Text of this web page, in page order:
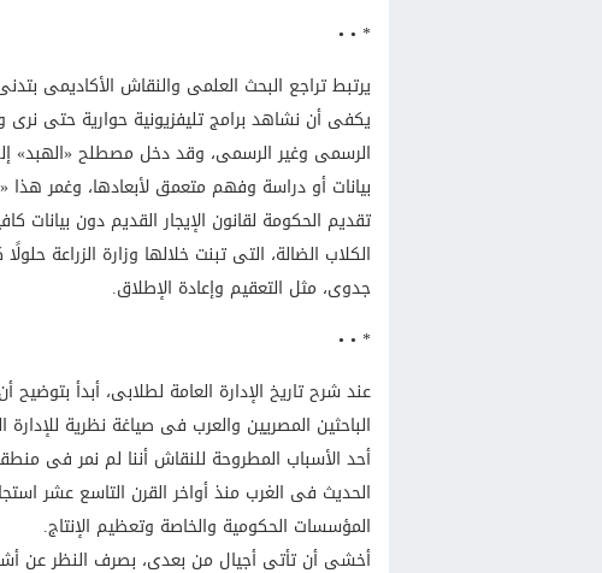
* • •
يرتبط تراجع البحث العلمى والنقاش الأكاديمى
يكفى أن نشاهد برامج تليفزيونية حوارية حتى
الرسمى وغير الرسمى، وقد دخل مصطلح «الهبد»
بيانات أو دراسة وفهم متعمق لأبعادها، وغمر هذا
تقديم الحكومة لقانون الإيجار القديم دون
جدوى، مثل التعقيم وإعادة الإطلاق.
* • •
عند شرح تاريخ الإدارة العامة لطلابى، أبدأ
الباحثين المصريين والعرب فى صياغة نظرية
أحد الأسباب المطروحة للنقاش أننا لم نمر فى
الحديث فى الغرب منذ أواخر القرن التاسع عشر
المؤسسات الحكومية والخاصة وتعظيم الإنتاج.
أخشى أن تأتى أجيال من بعدى، بصرف النظر عن